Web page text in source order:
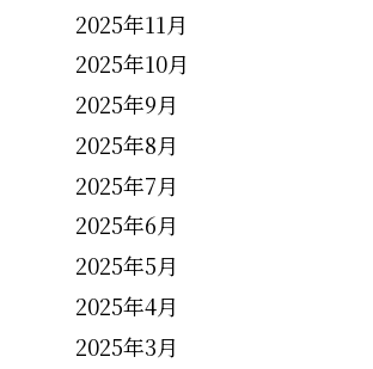
2025年11月
2025年10月
2025年9月
2025年8月
2025年7月
2025年6月
2025年5月
2025年4月
2025年3月